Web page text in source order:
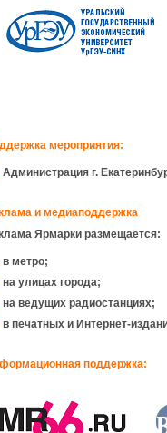
мероприятия:
Администрация г.
и медиаподдержка
Ярмарки размещается:
в метро;
на улицах города;
на ведущих радиостанциях;
в печатных и Интернет-
поддержка: